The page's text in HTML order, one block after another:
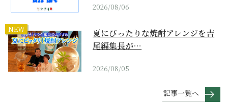
2026/08/06
NEW
夏にぴったりな焼酎アレンジを吉
尾編集長が…
2026/08/05
記事一覧へ